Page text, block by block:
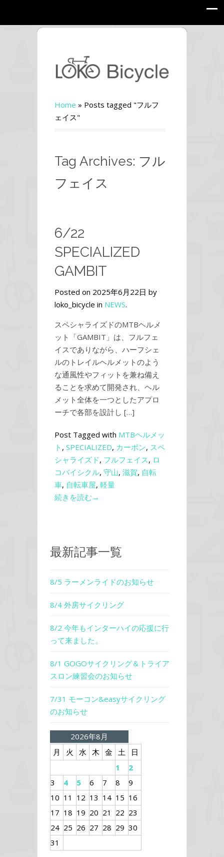
Home » Posts tagged "フルフ
ェイス"
Tag Archives: フル
フェイス
6/22
SPECIALIZED
GAMBIT
Posted on 2025年6月22日 by
loko_bicycle in NEWS.
スペシャライズドのMTBヘルメ
ット「GAMBIT」は、フルフェ
イスでありながら、ハーフシェ
ルのトレイルヘルメットのよう
な通風性やフィットを兼ね備え
ることを求めて開発され、ヘル
メット全体を一つとしたアプロ
ーチで各部を設計し […]
Post Tagged with MTBヘルメッ
ト , SPECIALIZED, カーボン, スペ
シャライズド, フルフェイス, ロ
コバイシクル, 守山, 滋賀, 自転
車, 自転車屋, 軽量
続きを読む→
最新記事一覧
8/5 ラーメンライドのお知らせ
8/4 外房サイクリング
8/2 今年もインターハイの応援に行
って来ました。
8/1 GOGOサイクリング＆トライア
スロン練習会のお知らせ
7/31 モーコン&easyサイクリング
のお知らせ
2026年8月
月
火 水 木 金 土
日
1
2
3
4 5 6 7 8
9
10 11 12 13 14 15 16
17 18 19 20 21 22 23
24 25 26 27 28 29 30
31